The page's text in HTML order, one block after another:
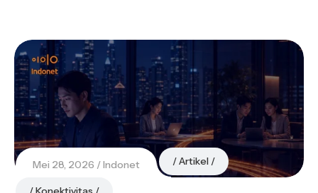
Mei 28, 2026 Indonet Artikel